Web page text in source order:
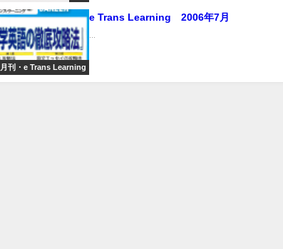
月刊・e Trans Learning
e Trans Learning 2006年7月